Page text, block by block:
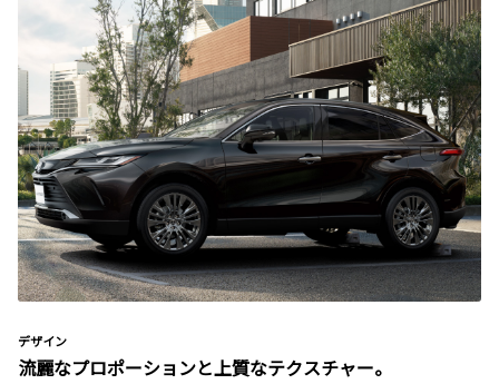
デザイン
流麗なプロポーションと上質なテクスチャー。